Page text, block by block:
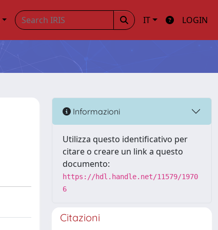
IT LOGIN
Informazioni
Utilizza questo identificativo per
citare o creare un link a questo
documento:
https://hdl.handle.net/11579/1970
6
Citazioni